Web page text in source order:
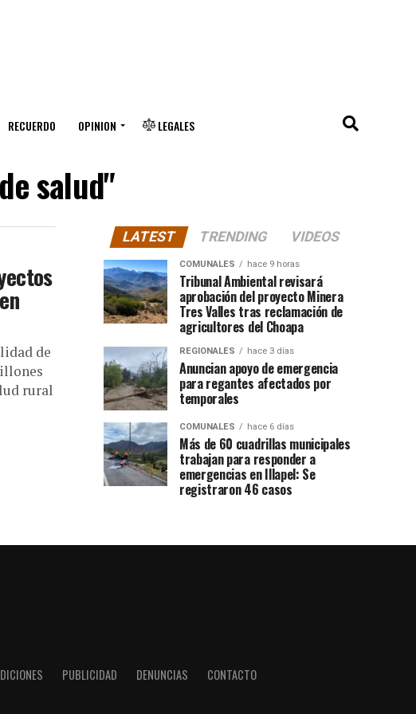
RECUERDO OPINION LEGALES
salud"
de
rural
LATEST TRENDING VIDEOS
COMUNALES hace 9 horas
Tribunal Ambiental revisará
aprobación del proyecto Minera
Tres Valles tras reclamación de
agricultores del Choapa
REGIONALES hace 3 días
Anuncian apoyo de emergencia
para regantes afectados por
temporales
COMUNALES hace 6 días
Más de 60 cuadrillas municipales
trabajan para responder a
emergencias en Illapel: Se
registraron 46 casos
PUBLICIDAD DENUNCIAS CONTACTO